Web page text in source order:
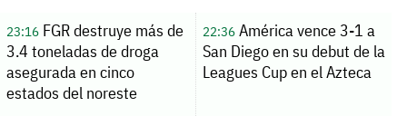
23:16FGR destruye más de
3.4 toneladas de droga
asegurada en cinco
estados del noreste
22:36América vence 3-1 a
San Diego en su debut de la
Leagues Cup en el Azteca